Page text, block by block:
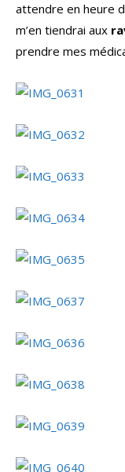
attendre en heure
m’en tiendrai aux
prendre mes